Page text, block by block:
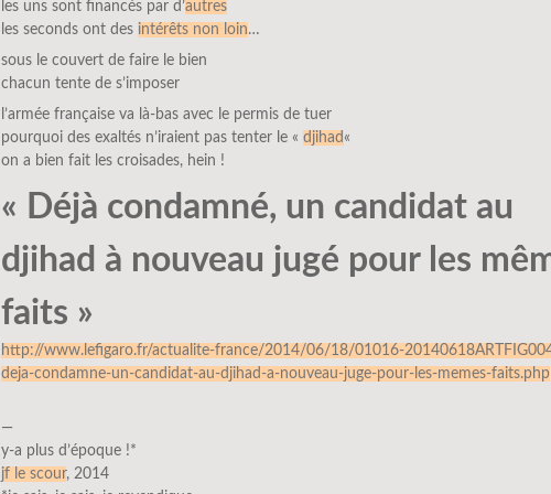
les uns sont financés par d’autres
les seconds ont des intérêts non loin…
sous le couvert de faire le bien
chacun tente de s’imposer
l’armée française va là-bas avec le permis de tuer
pourquoi des exaltés n’iraient pas tenter le « djihad «
on a bien fait les croisades, hein !
« Déjà condamné, un candidat au
djihad à nouveau jugé pour les
faits »
http://www.lefigaro.fr/actualite-france/2014/06/18/01016-
deja-condamne-un-candidat-au-djihad-a-nouveau-juge-pour-les-memes-faits.php
—
y-a plus d’époque !*
jf le scour, 2014